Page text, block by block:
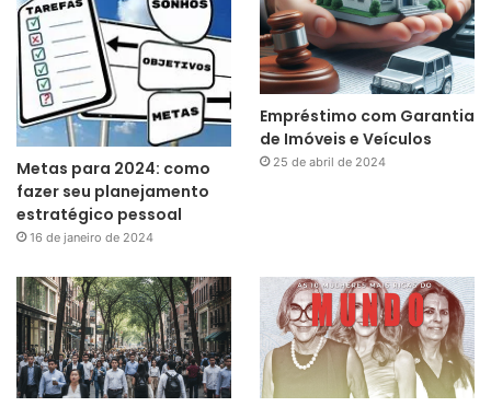
Metas para 2024: como
fazer seu planejamento
estratégico pessoal
16 de janeiro de 2024
Empréstimo com Garantia
de Imóveis e Veículos
25 de abril de 2024